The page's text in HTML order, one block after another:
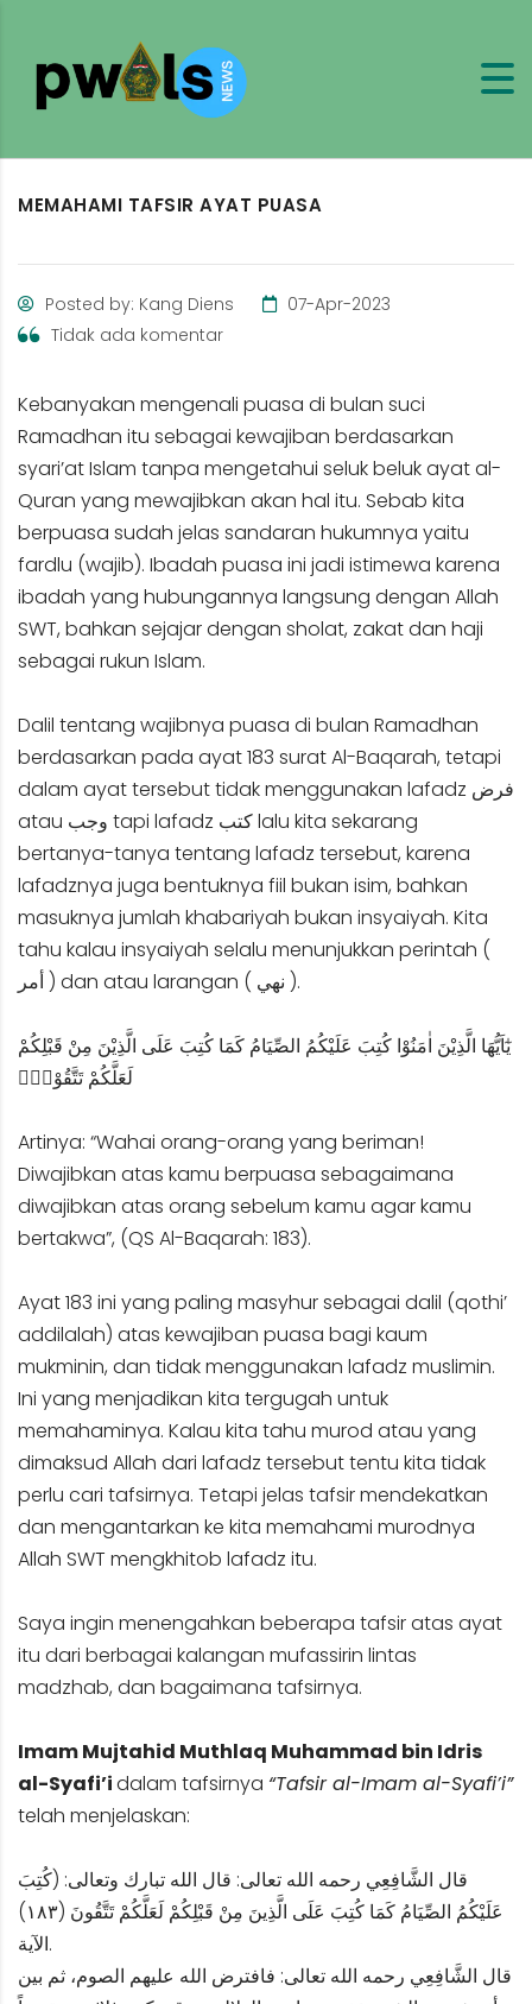
MEMAHAMI TAFSIR AYAT PUASA
Posted by: Kang Diens
07-Apr-2023
Tidak ada komentar
Kebanyakan mengenali puasa di bulan suci
Ramadhan itu sebagai kewajiban berdasarkan
syari’at Islam tanpa mengetahui seluk beluk ayat al-
Quran yang mewajibkan akan hal itu. Sebab kita
berpuasa sudah jelas sandaran hukumnya yaitu
fardlu (wajib). Ibadah puasa ini jadi istimewa karena
ibadah yang hubungannya langsung dengan Allah
SWT, bahkan sejajar dengan sholat, zakat dan haji
sebagai rukun Islam.
Dalil tentang wajibnya puasa di bulan Ramadhan
berdasarkan pada ayat 183 surat Al-Baqarah, tetapi
dalam ayat tersebut tidak menggunakan lafadz فرض
atau وجب tapi lafadz كتب lalu kita sekarang
bertanya-tanya tentang lafadz tersebut, karena
lafadznya juga bentuknya fiil bukan isim, bahkan
masuknya jumlah khabariyah bukan insyaiyah. Kita
tahu kalau insyaiyah selalu menunjukkan perintah (
أمر ) dan atau larangan ( نهي ).
يٰٓاَيُّهَا الَّذِيْنَ اٰمَنُوْا كُتِبَ عَلَيْكُمُ الصِّيَامُ كَمَا كُتِبَ عَلَى الَّذِيْنَ مِنْ قَبْلِكُمْ
لَعَلَّكُمْ تَتَّقُوْنَۙ
Artinya: “Wahai orang-orang yang beriman!
Diwajibkan atas kamu berpuasa sebagaimana
diwajibkan atas orang sebelum kamu agar kamu
bertakwa”, (QS Al-Baqarah: 183).
Ayat 183 ini yang paling masyhur sebagai dalil (qothi’
addilalah) atas kewajiban puasa bagi kaum
mukminin, dan tidak menggunakan lafadz muslimin.
Ini yang menjadikan kita tergugah untuk
memahaminya. Kalau kita tahu murod atau yang
dimaksud Allah dari lafadz tersebut tentu kita tidak
perlu cari tafsirnya. Tetapi jelas tafsir mendekatkan
dan mengantarkan ke kita memahami murodnya
Allah SWT mengkhitob lafadz itu.
Saya ingin menengahkan beberapa tafsir atas ayat
itu dari berbagai kalangan mufassirin lintas
madzhab, dan bagaimana tafsirnya.
Imam Mujtahid Muthlaq Muhammad bin Idris
al-Syafi’idalam tafsirnya “Tafsir al-Imam al-Syafi’i”
telah menjelaskan:
قال الشَّافِعِي رحمه الله تعالى: قال الله تبارك وتعالى: (كُتِبَ
عَلَيْكُمُ الصِّيَامُ كَمَا كُتِبَ عَلَى الَّذِينَ مِنْ قَبْلِكُمْ لَعَلَّكُمْ تَتَّقُونَ (١٨٣)
الآية.
قال الشَّافِعِي رحمه الله تعالى: فافترض الله عليهم الصوم، ثم بين